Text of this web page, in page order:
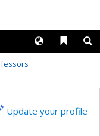
Liens
Langues
Update your profile